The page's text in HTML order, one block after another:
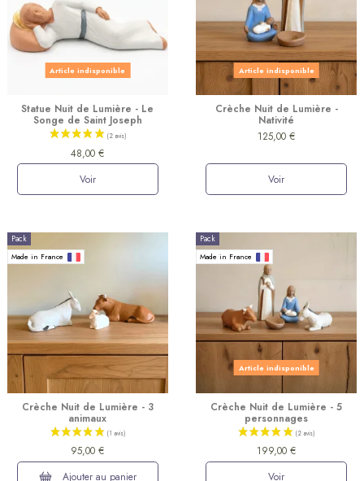
Article indisponible
Statue Nuit de Lumière - Le
Songe de Saint Joseph
48,00 €
Voir
Article indisponible
Crèche Nuit de Lumière -
Nativité
125,00 €
Voir
Pack
Made in France
Crèche Nuit de Lumière - 3
animaux
95,00 €
Ajouter au panier
Pack
Made in France
Article indisponible
Crèche Nuit de Lumière - 5
personnages
199,00 €
Voir